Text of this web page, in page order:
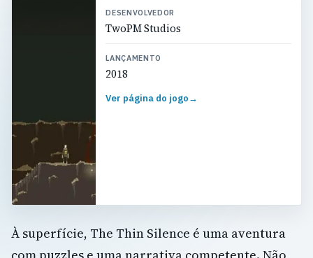
DESENVOLVEDOR
TwoPM Studios
LANÇAMENTO
2018
Ver página do jogo→
À superfície, The Thin Silence é uma aventura